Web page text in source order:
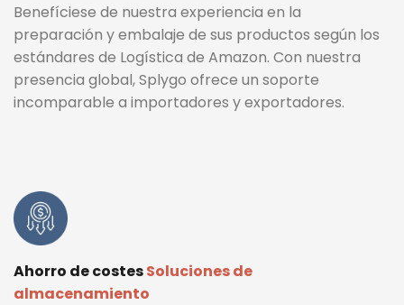
Benefíciese de nuestra experiencia en la
preparación y embalaje de sus productos según los
estándares de Logística de Amazon. Con nuestra
presencia global, Splygo ofrece un soporte
incomparable a importadores y exportadores.
Ahorro de costesSoluciones de
almacenamiento